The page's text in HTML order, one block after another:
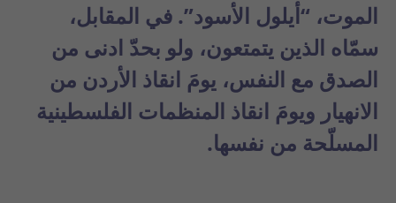
الموت، “أيلول الأسود”. في المقابل،
سمّاه الذين يتمتعون، ولو بحدّ ادنى من
الصدق مع النفس، يومَ انقاذ الأردن من
الانهيار ويومَ انقاذ المنظمات الفلسطينية
المسلّحة من نفسها.